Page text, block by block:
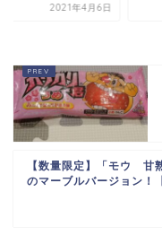
2021年4月6日
【数量限定】「モウ 甘
のマーブルバージョン！